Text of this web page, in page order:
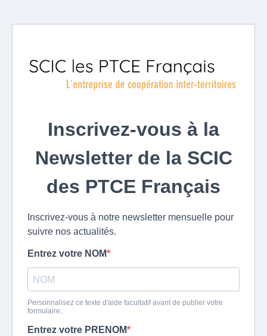
Inscrivez-vous à la
Newsletter de la SCIC
des PTCE Français
Inscrivez-vous à notre newsletter mensuelle pour
suivre nos actualités.
Entrez votre NOM
Personnalisez ce texte d'aide facultatif avant de publier votre
formulaire..
Entrez votre PRENOM